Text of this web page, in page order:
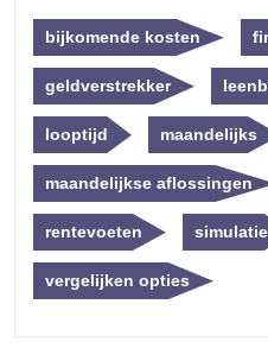
bijkomende kosten
geldverstrekker
looptijd maandelijks
maandelijkse aflossingen
rentevoeten simulatie
vergelijken opties